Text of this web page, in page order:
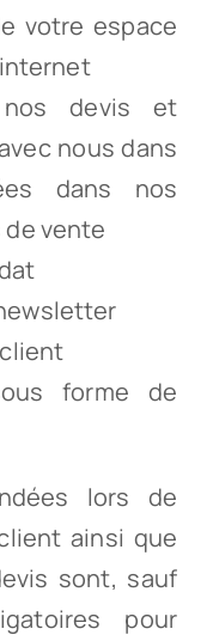
votre espace
nos devis et
nous dans
dans nos
vente
forme de
lors de
ainsi que
sont, sauf
pour